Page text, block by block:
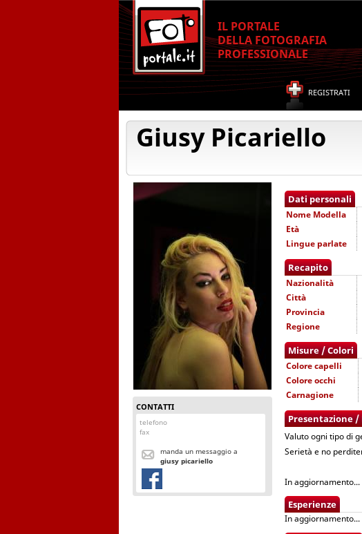
IL PORTALE
DELLA FOTOGRAFIA
PROFESSIONALE
REGISTRATI
Giusy Picariello
CONTATTI
telefono
fax
manda un messaggio a
giusy picariello
Dati personali
Nome Modella
Età
Lingue parlate
Recapito
Nazionalità
Città
Provincia
Regione
Misure / Colori
Colore capelli
Colore occhi
Carnagione
Presentazione
Valuto ogni tipo di
Serietà e no
In aggiornamento...
Esperienze
In aggiornamento...